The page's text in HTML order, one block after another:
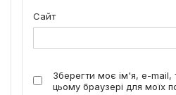
Сайт
Зберегти моє ім'я, e-mail,
цьому браузері для моїх